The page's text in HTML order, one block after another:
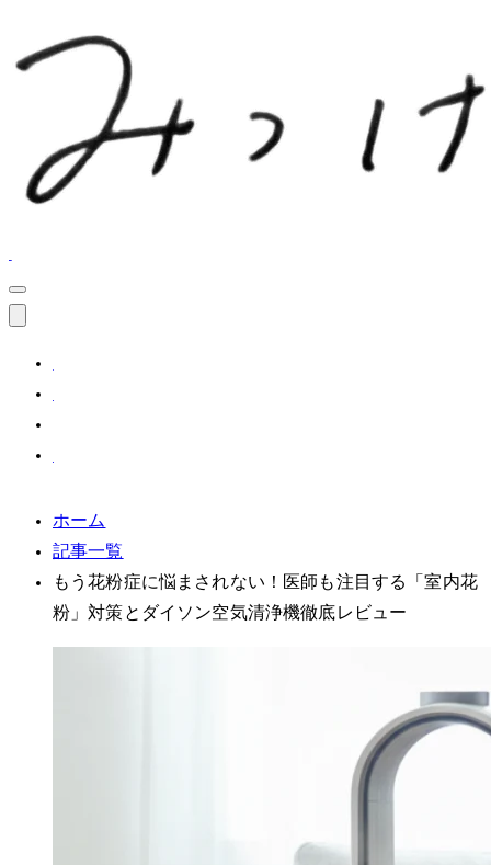
ホーム
記事一覧
もう花粉症に悩まされない！医師も注目する「室内花
粉」対策とダイソン空気清浄機徹底レビュー